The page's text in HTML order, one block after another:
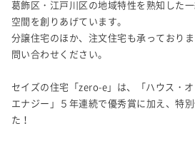
葛飾区・江戸川区の地域特性を熟知した
空間を創りあげています。
分譲住宅のほか、注文住宅も承っており
問い合わせください。
セイズの住宅「zero-e」は、「ハウス・
エナジー」５年連続で優秀賞に加え、特
た！